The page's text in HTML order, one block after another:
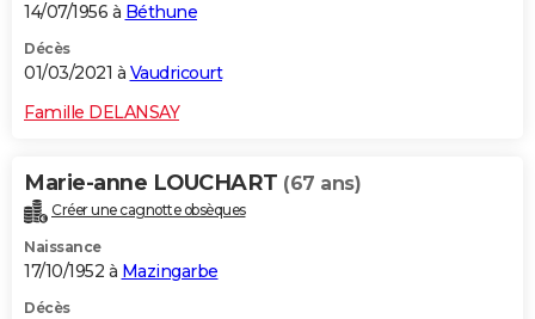
14/07/1956 à Béthune
Décès
01/03/2021 à Vaudricourt
Famille DELANSAY
Marie-anne LOUCHART (67 ans)
Créer une cagnotte obsèques
Naissance
17/10/1952 à Mazingarbe
Décès